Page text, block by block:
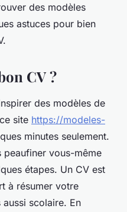
des modèles
astuces pour bien
CV ?
des modèles de
site https://modeles-
minutes seulement.
vous-même
étapes. Un CV est
à résumer votre
scolaire. En